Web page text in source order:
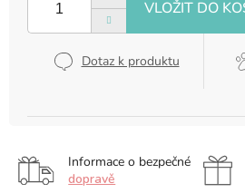
Dotaz k produktu
Informace o bezpečné
dopravě